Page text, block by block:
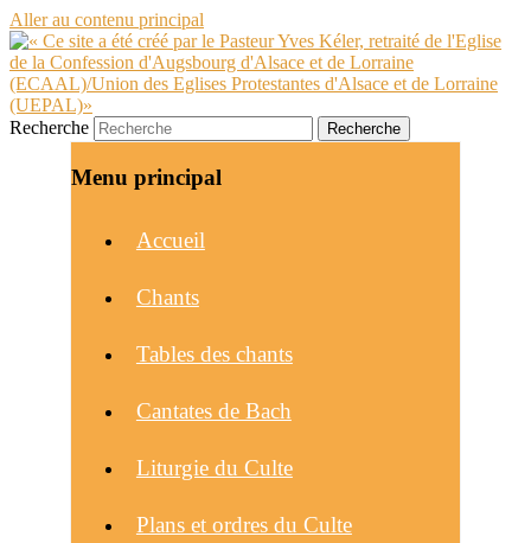
Aller au contenu principal
Recherche
Menu principal
Accueil
Chants
Tables des chants
Cantates de Bach
Liturgie du Culte
Plans et ordres du Culte